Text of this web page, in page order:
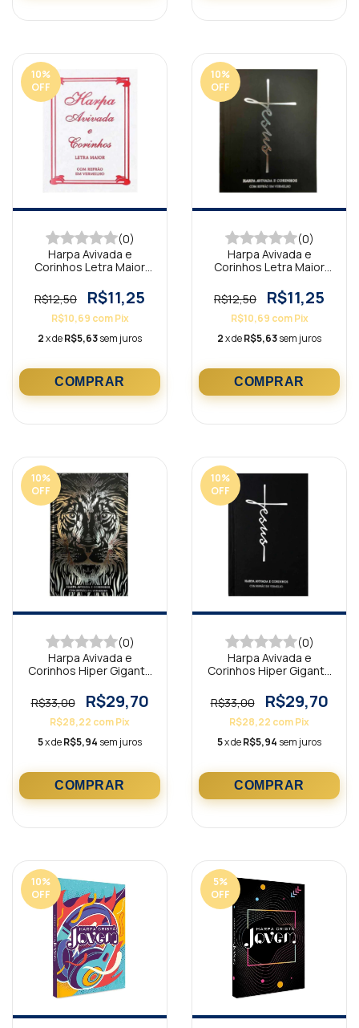
10%
OFF
(0)
Harpa Avivada e
Corinhos Letra Maior
R$12,50
R$11,25
R$10,69 com Pix
2x deR$5,63sem juros
10%
OFF
(0)
Harpa Avivada e
Corinhos Letra Maior
R$12,50
R$11,25
R$10,69 com Pix
2x deR$5,63sem juros
10%
OFF
(0)
Harpa Avivada e
Corinhos Hiper Gigante
R$33,00
R$29,70
R$28,22 comPix
5x deR$5,94 sem juros
10%
OFF
(0)
Harpa Avivada e
Corinhos Hiper Gigante
R$33,00
R$29,70
R$28,22 comPix
5x deR$5,94 sem juros
10%
OFF
5%
OFF